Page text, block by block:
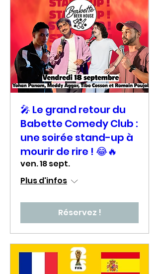
🎤 Le grand retour du
Babette Comedy Club :
une soirée stand-up à
mourir de rire ! 😂🔥
ven. 18 sept.
Plus d'infos
Réservez !